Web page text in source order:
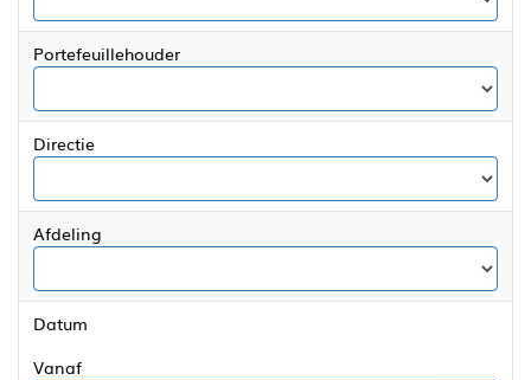
Portefeuillehouder
Directie
Afdeling
Datum
vanaf